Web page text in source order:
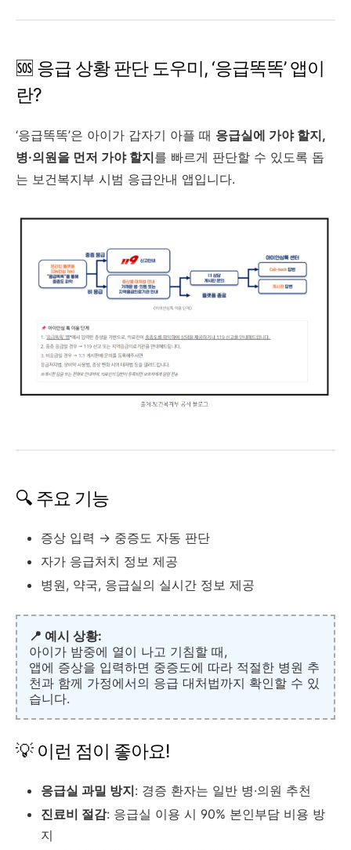
🆘 응급 상황 판단 도우미, ‘응급똑똑’ 앱이
란?
‘응급똑똑’은 아이가 갑자기 아플 때 응급실에 가야 할지,
병·의원을 먼저 가야 할지를 빠르게 판단할 수 있도록 돕
는 보건복지부 시범 응급안내 앱입니다.
🔍 주요 기능
증상 입력 → 중증도 자동 판단
자가 응급처치 정보 제공
병원, 약국, 응급실의 실시간 정보 제공
📍 예시 상황:
아이가 밤중에 열이 나고 기침할 때,
앱에 증상을 입력하면 중증도에 따라 적절한 병원 추
천과 함께 가정에서의 응급 대처법까지 확인할 수 있
습니다.
💡 이런 점이 좋아요!
응급실 과밀 방지: 경증 환자는 일반 병·의원 추천
진료비 절감: 응급실 이용 시 90% 본인부담 비용 방
지